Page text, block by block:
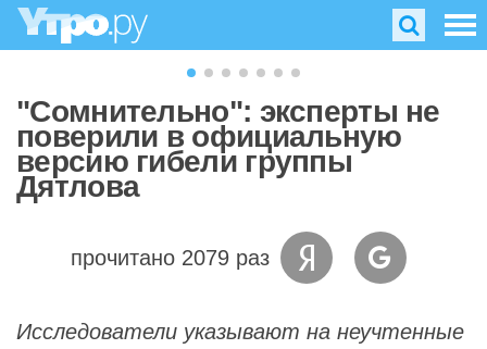
"Сомнительно": эксперты не
поверили в официальную
версию гибели группы
Дятлова
прочитано 2079 раз
Исследователи указывают на неучтенные